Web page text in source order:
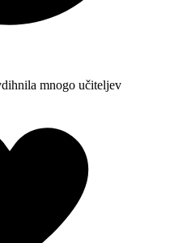
mnogo učiteljev